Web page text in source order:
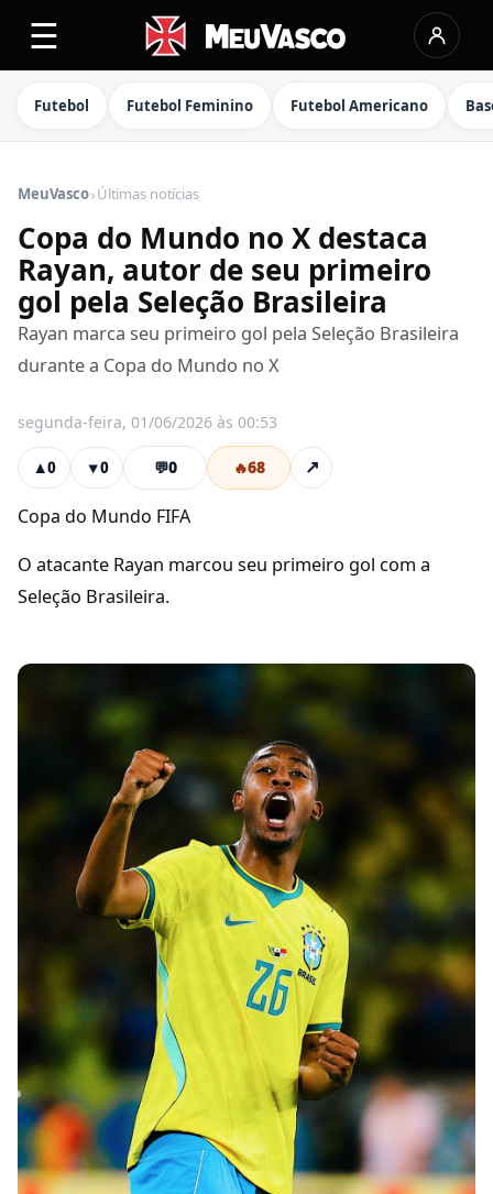
☰
Futebol Futebol Feminino Futebol Americano
MeuVasco›Últimas notícias
Copa do Mundo no X destaca
Rayan, autor de seu primeiro
gol pela Seleção Brasileira
Rayan marca seu primeiro gol pela Seleção Brasileira
durante a Copa do Mundo no X
segunda-feira, 01/06/2026 às 00:53
▲0 ▼0 💬0 🔥68 ↗
Copa do Mundo FIFA
O atacante Rayan marcou seu primeiro gol com a
Seleção Brasileira.